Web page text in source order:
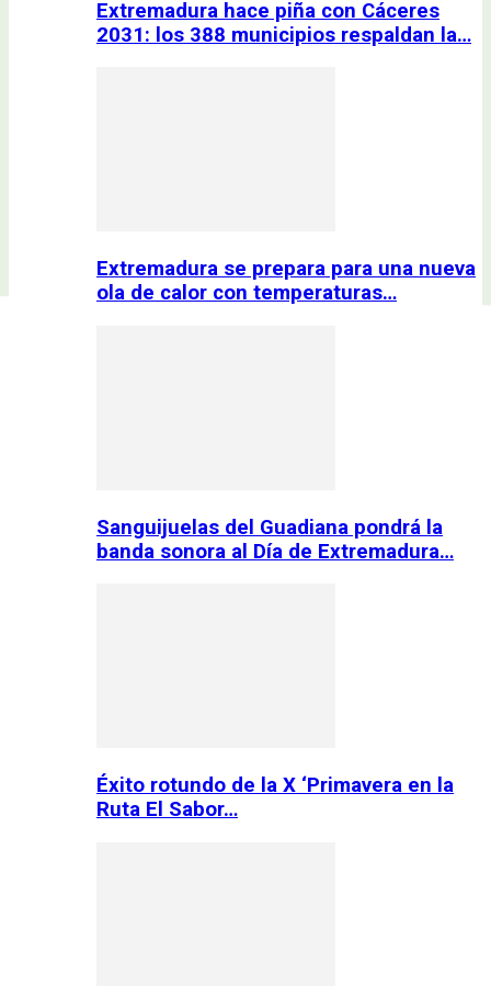
Extremadura hace piña con Cáceres
2031: los 388 municipios respaldan la…
Extremadura se prepara para una nueva
ola de calor con temperaturas…
Sanguijuelas del Guadiana pondrá la
banda sonora al Día de Extremadura…
Éxito rotundo de la X ‘Primavera en la
Ruta El Sabor…